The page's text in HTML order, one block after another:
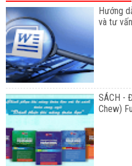
Hướng
và tư
SÁCH -
Chew)